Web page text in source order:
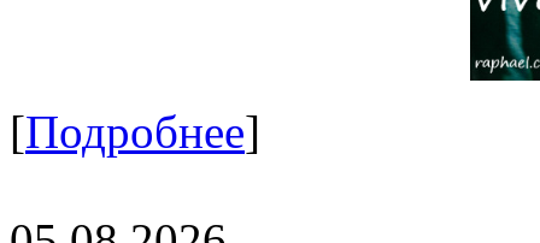
[Подробнее]